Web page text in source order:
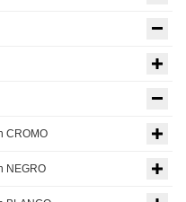
CROMO
NEGRO